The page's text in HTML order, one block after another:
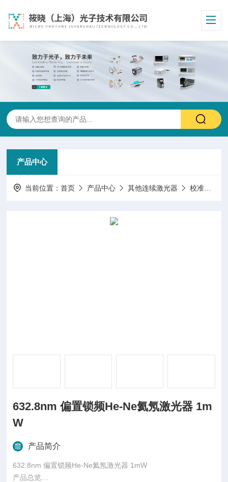
产品中心
当前位置：首页 产品中心 其他连续激光器 校准源激光器
632.8nm 偏置锁频He-Ne氦氖激光器 1m
W
产品简介
632.8nm 偏置锁频He-Ne氦氖激光器 1mW
产品总览